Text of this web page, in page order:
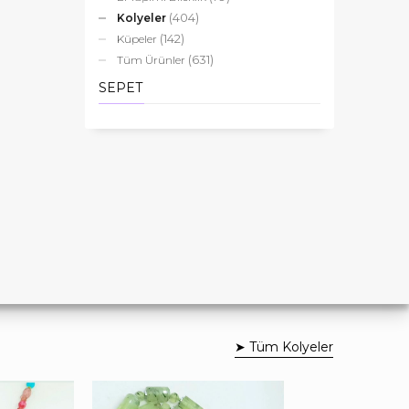
Kolyeler (404)
Küpeler (142)
Tüm Ürünler (631)
SEPET
➤ Tüm Kolyeler